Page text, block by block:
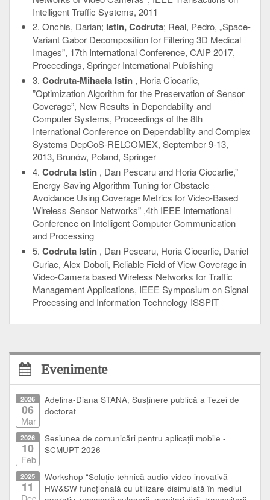
Intelligent Traffic Systems, 2011
2. Onchis, Darian; Istin, Codruta; Real, Pedro, „Space-
Variant Gabor Decomposition for Filtering 3D Medical
Images”, 17th International Conference, CAIP 2017,
Proceedings, Springer International Publishing
3. Codruta-Mihaela Istin , Horia Ciocarlie,
”Optimization Algorithm for the Preservation of Sensor
Coverage”, New Results in Dependability and
Computer Systems, Proceedings of the 8th
International Conference on Dependability and Complex
Systems DepCoS-RELCOMEX, September 9-13,
2013, Brunów, Poland, Springer
4. Codruta Istin , Dan Pescaru and Horia Ciocarlie,”
Energy Saving Algorithm Tuning for Obstacle
Avoidance Using Coverage Metrics for Video-Based
Wireless Sensor Networks” ,4th IEEE International
Conference on Intelligent Computer Communication
and Processing
5. Codruta Istin , Dan Pescaru, Horia Ciocarlie, Daniel
Curiac, Alex Doboli, Reliable Field of View Coverage in
Video-Camera based Wireless Networks for Traffic
Management Applications, IEEE Symposium on Signal
Processing and Information Technology ISSPIT
Evenimente
2026
06
Mar
Adelina-Diana STANA, Susținere publică a Tezei de
doctorat
2026
10
Feb
Sesiunea de comunicări pentru aplicații mobile -
SCMUPT 2026
2025
11
Workshop “Soluție tehnică audio-video inovativă
HW&SW funcțională cu utilizare disimulată în mediul